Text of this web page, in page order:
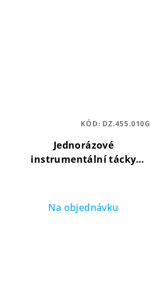
Jednorázové
instrumentální tácky
uspořádání nástrojů
Na objednávku
KÓD: DZ.455.010G